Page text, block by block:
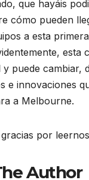
que hayáis
cómo pueden
a esta
esta
puede cambiar,
e innovaciones
a Melbourne.
por
Author